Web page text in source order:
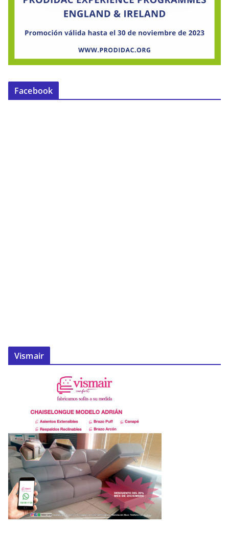
Facebook
Vismair